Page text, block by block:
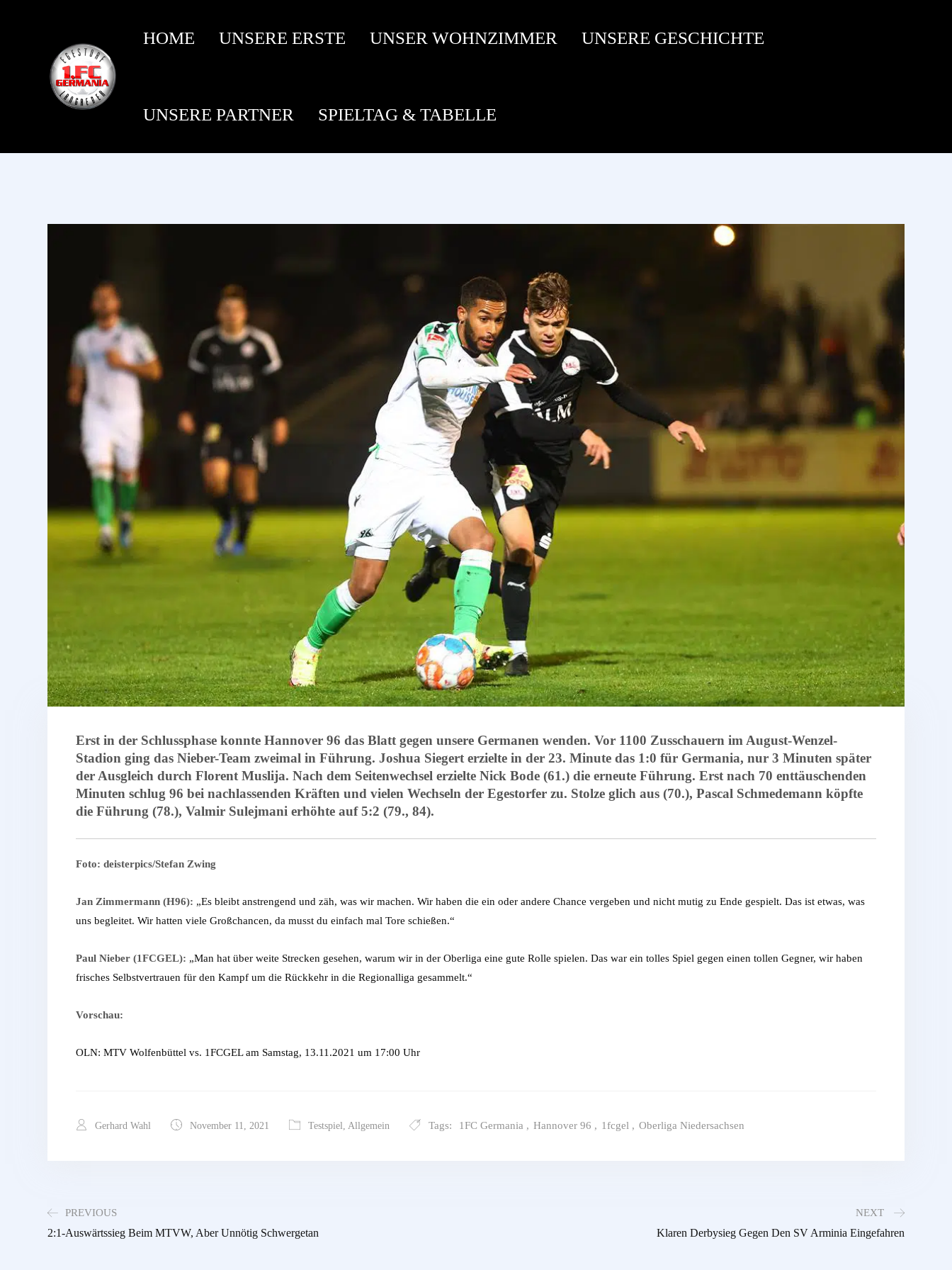
HOME UNSERE ERSTE UNSER WOHNZIMMER UNSERE GESCHICHTE
UNSERE PARTNER SPIELTAG & TABELLE
Erst in der Schlussphase konnte Hannover 96 das Blatt gegen unsere Germanen wenden. Vor 1100 Zusschauern im August-Wenzel-
Stadion ging das Nieber-Team zweimal in Führung. Joshua Siegert erzielte in der 23. Minute das 1:0 für Germania, nur 3 Minuten später
der Ausgleich durch Florent Muslija. Nach dem Seitenwechsel erzielte Nick Bode (61.) die erneute Führung. Erst nach 70 enttäuschenden
Minuten schlug 96 bei nachlassenden Kräften und vielen Wechseln der Egestorfer zu. Stolze glich aus (70.), Pascal Schmedemann köpfte
die Führung (78.), Valmir Sulejmani erhöhte auf 5:2 (79., 84).
Foto: deisterpics/Stefan Zwing
Jan Zimmermann (H96): „Es bleibt anstrengend und zäh, was wir machen. Wir haben die ein oder andere Chance vergeben und nicht mutig zu Ende gespielt. Das ist etwas, was
uns begleitet. Wir hatten viele Großchancen, da musst du einfach mal Tore schießen.“
Paul Nieber (1FCGEL): „Man hat über weite Strecken gesehen, warum wir in der Oberliga eine gute Rolle spielen. Das war ein tolles Spiel gegen einen tollen Gegner, wir haben
frisches Selbstvertrauen für den Kampf um die Rückkehr in die Regionalliga gesammelt.“
Vorschau:
OLN: MTV Wolfenbüttel vs. 1FCGEL am Samstag, 13.11.2021 um 17:00 Uhr
Gerhard Wahl November 11, 2021 Testspiel, Allgemein Tags: 1FC Germania , Hannover 96 , 1fcgel , Oberliga Niedersachsen
PREVIOUS
2:1-Auswärtssieg Beim MTVW, Aber Unnötig Schwergetan
NEXT
Klaren Derbysieg Gegen Den SV Arminia Eingefahren